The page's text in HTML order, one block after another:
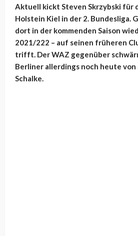
Aktuell kickt Steven Skrzybski für
Holstein Kiel in der 2. Bundesliga.
dort in der kommenden Saison
2021/222 – auf seinen früheren
trifft. Der WAZ gegenüber
Berliner allerdings noch heute
Schalke.